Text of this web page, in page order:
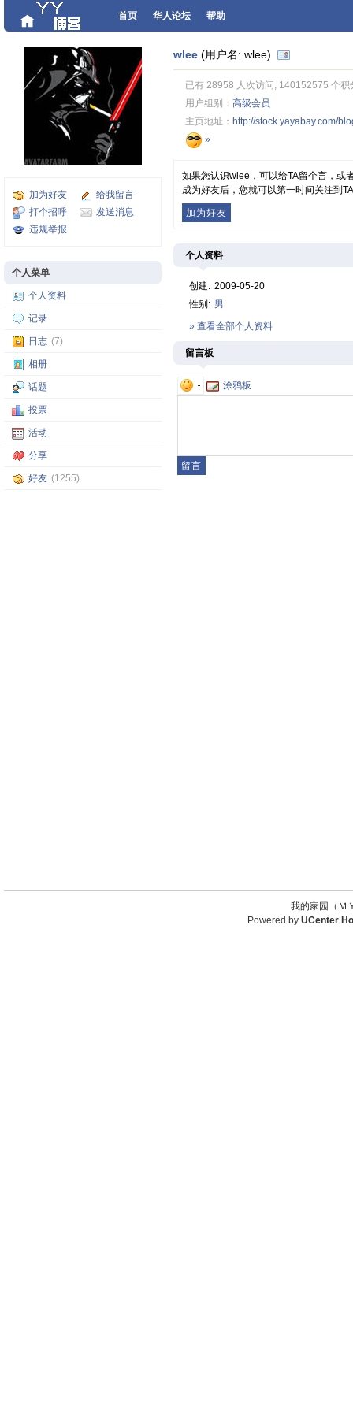
首页 华人论坛 帮助
加为好友
给我留言
打个招呼
发送消息
违规举报
个人菜单
个人资料
记录
日志 (7)
相册
话题
投票
活动
分享
好友 (1255)
wlee (用户名: wlee)
已有 28958 人次访问, 140152575 个
用户组别： 高级会员
主页地址： http://stock.yayabay.com/
»
如果您认识wlee，可以给TA留个言，或
成为好友后，您就可以第一时间关注到
加为好友
个人资料
创建: 2009-05-20
性别: 男
» 查看全部个人资料
留言板
涂鸦板
我的家园（
Powered by UCenter